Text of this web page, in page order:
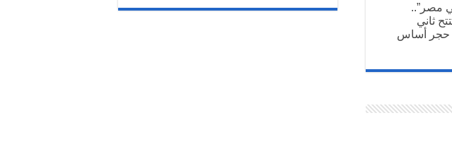
مصر”..
ثاني
حجر أساس